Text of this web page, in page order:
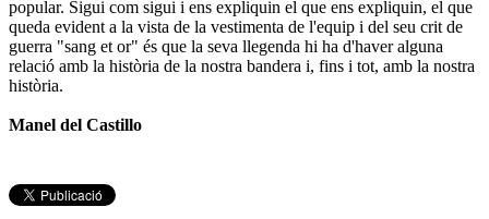
popular. Sigui com sigui i ens expliquin el que ens expliquin, el que
queda evident a la vista de la vestimenta de l'equip i del seu crit de
guerra "sang et or" és que la seva llegenda hi ha d'haver alguna
relació amb la història de la nostra bandera i, fins i tot, amb la nostra
història.
Manel del Castillo